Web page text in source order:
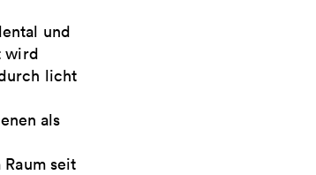
und
wird
licht
als
seit